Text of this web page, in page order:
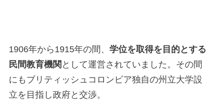
1906年から1915年の間、 学位を取得を目的とする
民間教育機関 として運営されていました。その間
にもブリティッシュコロンビア独自の州立大学設
立を目指し政府と交渉。